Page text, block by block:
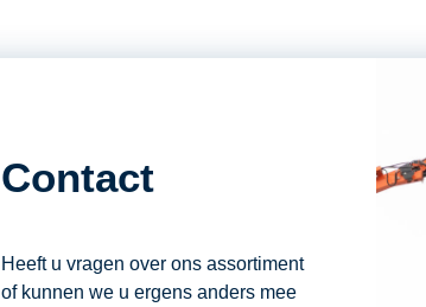
Contact
Heeft u vragen over ons assortiment
of kunnen we u ergens anders mee